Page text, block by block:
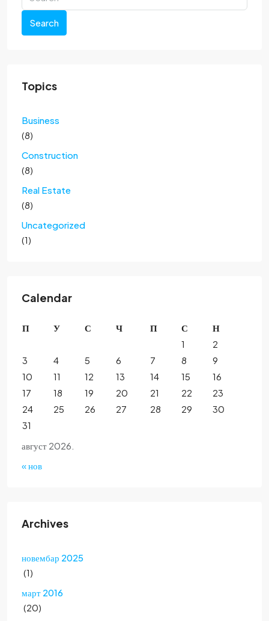
Search
Topics
Business
(8)
Construction
(8)
Real Estate
(8)
Uncategorized
(1)
Calendar
август 2026.
П У С Ч П С
Н
1
2
3
4 5 6 7 8
9
10
11 12 13 14 15
16
17
18 19 20 21 22
23
24
25 26 27 28 29
30
31
« нов
Archives
новембар 2025
(1)
март 2016
(20)